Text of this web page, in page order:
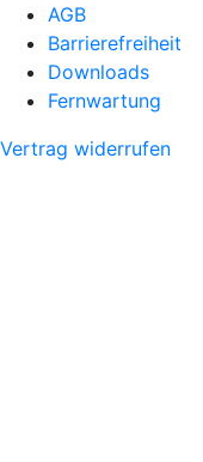
AGB
Barrierefreiheit
Downloads
Fernwartung
Vertrag widerrufen